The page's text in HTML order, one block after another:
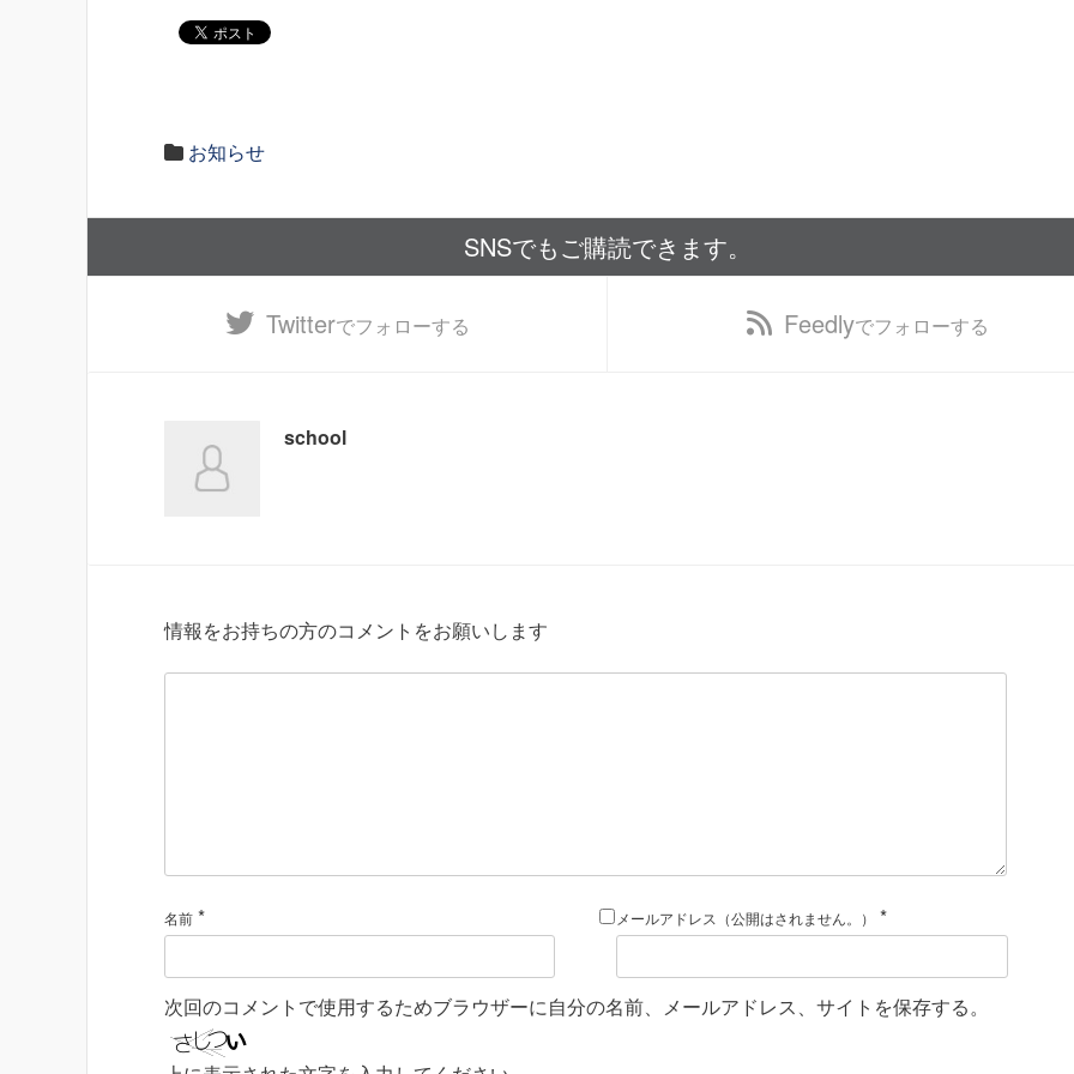
お知らせ
SNSでもご購読できます。
Twitterでフォローする Feedlyでフォローする
school
情報をお持ちの方のコメントをお願いします
名前 * メールアドレス（公開はされません。） *
次回のコメントで使用するためブラウザーに自分の名前、メールアドレス、サイトを保存する。